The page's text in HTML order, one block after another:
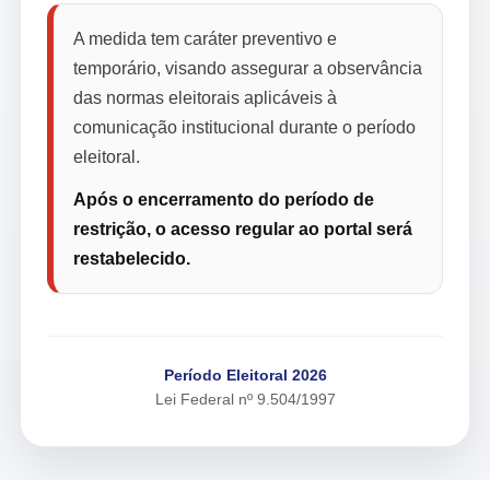
A medida tem caráter preventivo e
temporário, visando assegurar a observância
das normas eleitorais aplicáveis à
comunicação institucional durante o período
eleitoral.
Após o encerramento do período de
restrição, o acesso regular ao portal será
restabelecido.
Período Eleitoral 2026
Lei Federal nº 9.504/1997